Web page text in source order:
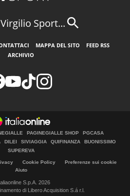
Sport...
MAPPA DEL SITO
FEED RSS
ARCHIVIO
PAGINEGIALLE SHOP
PGCASA
DILEI SIVIAGGIA QUIFINANZA
BUONISSIMO
SUPEREVA
Cookie Policy
Preferenze sui cookie
Aiuto
S.p.A. 2026
di Libero Acquisition S.á r.l.